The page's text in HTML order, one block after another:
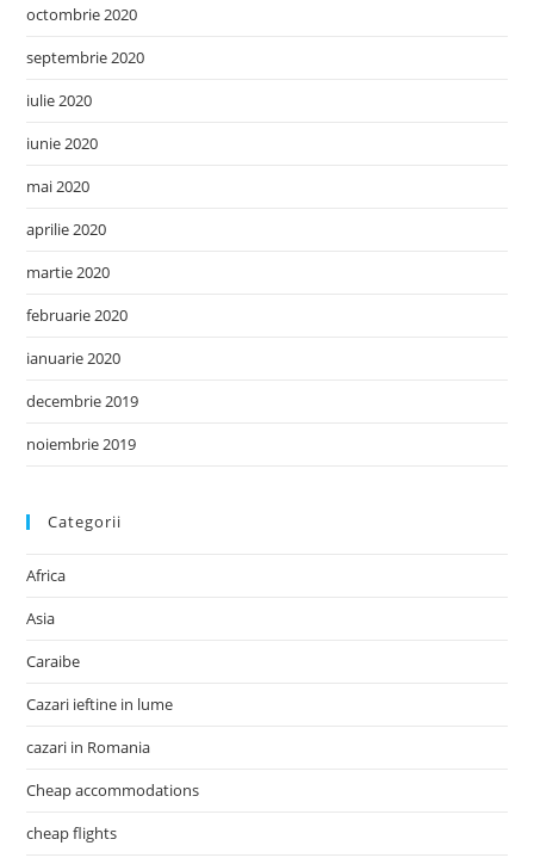
octombrie 2020
septembrie 2020
iulie 2020
iunie 2020
mai 2020
aprilie 2020
martie 2020
februarie 2020
ianuarie 2020
decembrie 2019
noiembrie 2019
Categorii
Africa
Asia
Caraibe
Cazari ieftine in lume
cazari in Romania
Cheap accommodations
cheap flights